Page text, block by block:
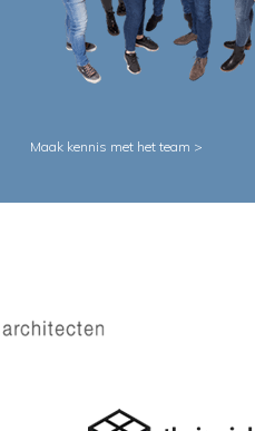
Maak kennis met het team >